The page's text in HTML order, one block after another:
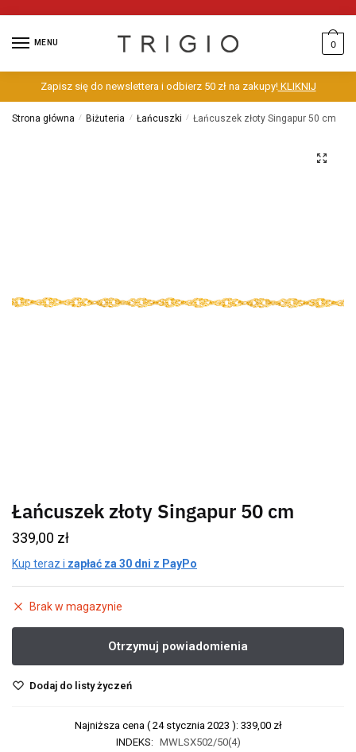
MENU 0
Zapisz się do newslettera i odbierz 50 zł na zakupy!KLIKNIJ
Strona główna / Biżuteria / Łańcuszki / Łańcuszek złoty Singapur 50 cm
Łańcuszek złoty Singapur 50 cm
339,00 zł
Kup teraz i zapłać za 30 dni z PayPo
Brak w magazynie
Dodaj do listy życzeń
Najniższa cena (24 stycznia 2023 ): 339,00 zł
INDEKS: MWLSX502/50(4)